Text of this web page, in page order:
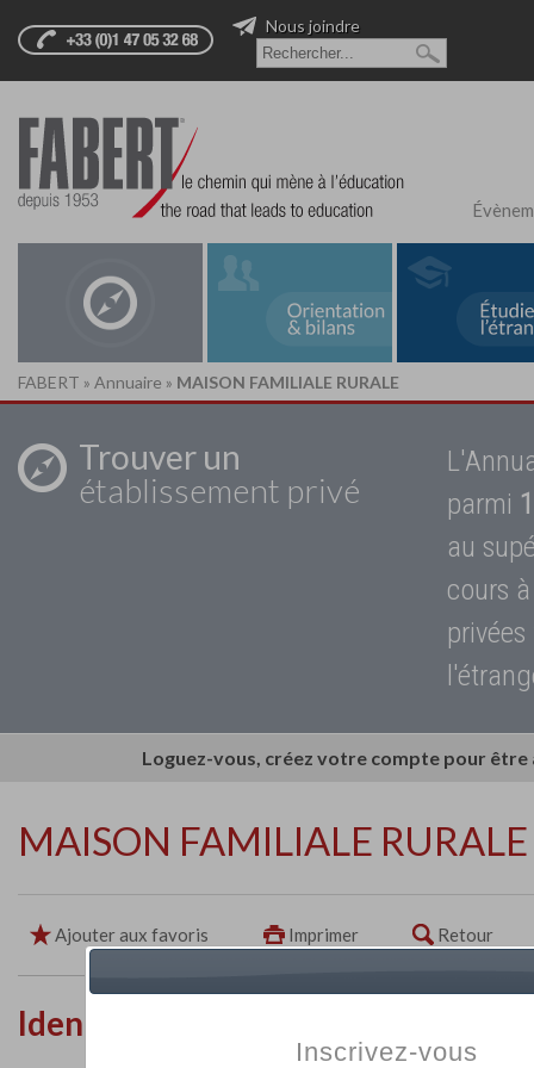
Nous joindre
FABERT » Annuaire » MAISON FAMILIALE RURALE
Trouver un
établissement privé
parmi
au
cours
Loguez-vous, créez votre compte pour
MAISON FAMILIALE RURALE
Ajouter aux favoris Imprimer Retour
Identité de l'établissement
Inscrivez-vous